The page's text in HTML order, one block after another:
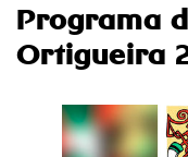
Programa
Ortigueira